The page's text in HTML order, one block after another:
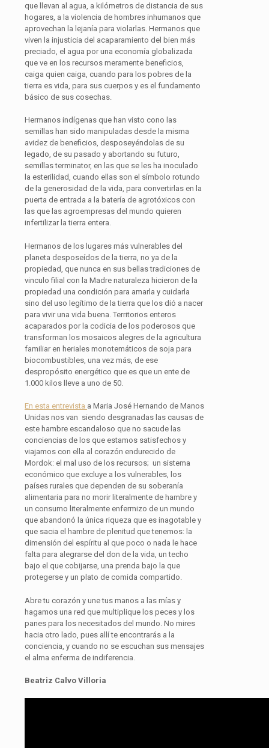
que llevan al agua, a kilómetros de distancia de sus
hogares, a la violencia de hombres inhumanos que
aprovechan la lejanía para violarlas. Hermanos que
viven la injusticia del acaparamiento del bien más
preciado, el agua por una economía globalizada
que ve en los recursos meramente beneficios,
caiga quien caiga, cuando para los pobres de la
tierra es vida, para sus cuerpos y es el fundamento
básico de sus cosechas.
Hermanos indígenas que han visto cono las
semillas han sido manipuladas desde la misma
avidez de beneficios, desposeyéndolas de su
legado, de su pasado y abortando su futuro,
semillas terminator, en las que se les ha inoculado
la esterilidad, cuando ellas son el símbolo rotundo
de la generosidad de la vida, para convertirlas en la
puerta de entrada a la batería de agrotóxicos con
las que las agroempresas del mundo quieren
infertilizar la tierra entera.
Hermanos de los lugares más vulnerables del
planeta desposeídos de la tierra, no ya de la
propiedad, que nunca en sus bellas tradiciones de
vinculo filial con la Madre naturaleza hicieron de la
propiedad una condición para amarla y cuidarla
sino del uso legítimo de la tierra que los dió a nacer
para vivir una vida buena. Territorios enteros
acaparados por la codicia de los poderosos que
transforman los mosaicos alegres de la agricultura
familiar en heriales monotemáticos de soja para
biocombustibles, una vez más, de ese
despropósito energético que es que un ente de
1.000 kilos lleve a uno de 50.
En esta entrevista a Maria José Hernando de Manos
Unidas nos van siendo desgranadas las causas de
este hambre escandaloso que no sacude las
conciencias de los que estamos satisfechos y
viajamos con ella al corazón endurecido de
Mordok: el mal uso de los recursos; un sistema
económico que excluye a los vulnerables, los
países rurales que dependen de su soberanía
alimentaria para no morir literalmente de hambre y
un consumo literalmente enfermizo de un mundo
que abandonó la única riqueza que es inagotable y
que sacia el hambre de plenitud que tenemos: la
dimensión del espíritu al que poco o nada le hace
falta para alegrarse del don de la vida, un techo
bajo el que cobijarse, una prenda bajo la que
protegerse y un plato de comida compartido.
Abre tu corazón y une tus manos a las mías y
hagamos una red que multiplique los peces y los
panes para los necesitados del mundo. No mires
hacia otro lado, pues allí te encontrarás a la
conciencia, y cuando no se escuchan sus mensajes
el alma enferma de indiferencia.
Beatriz Calvo Villoria